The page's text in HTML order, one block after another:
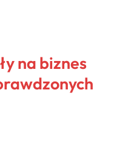
na biznes